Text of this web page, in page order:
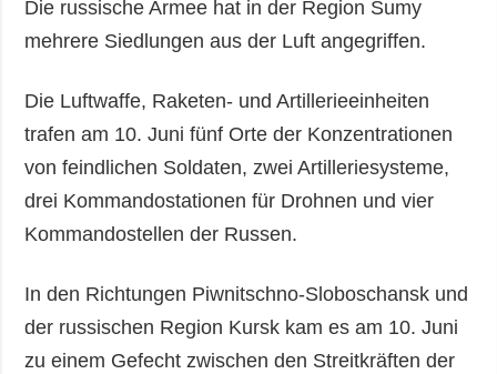
Die russische Armee hat in der Region Sumy
mehrere Siedlungen aus der Luft angegriffen.
Die Luftwaffe, Raketen- und Artillerieeinheiten
trafen am 10. Juni fünf Orte der Konzentrationen
von feindlichen Soldaten, zwei Artilleriesysteme,
drei Kommandostationen für Drohnen und vier
Kommandostellen der Russen.
In den Richtungen Piwnitschno-Sloboschansk und
der russischen Region Kursk kam es am 10. Juni
zu einem Gefecht zwischen den Streitkräften der